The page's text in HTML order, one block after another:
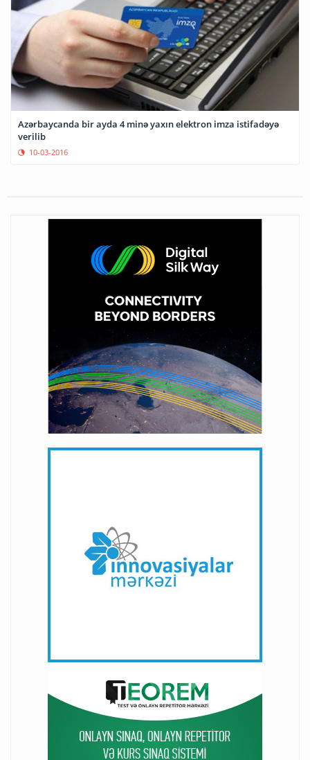
Azərbaycanda bir ayda 4 minə yaxın elektron imza istifadəyə
verilib
10-03-2016